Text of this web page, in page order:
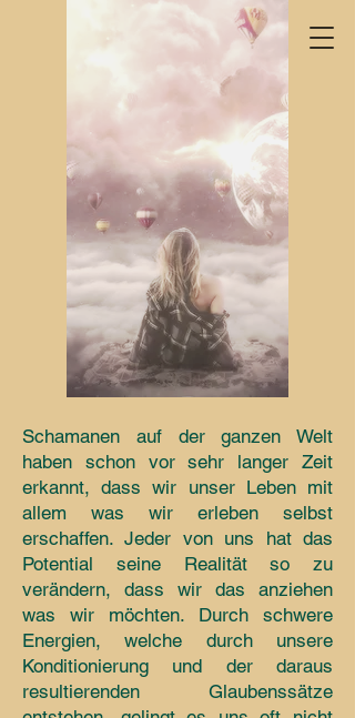
Schamanen auf der ganzen Welt
haben schon vor sehr langer Zeit
erkannt, dass wir unser Leben mit
allem was wir erleben selbst
erschaffen. Jeder von uns hat das
Potential seine Realität so zu
verändern, dass wir das anziehen
was wir möchten. Durch schwere
Energien, welche durch unsere
Konditionierung und der daraus
resultierenden Glaubenssätze